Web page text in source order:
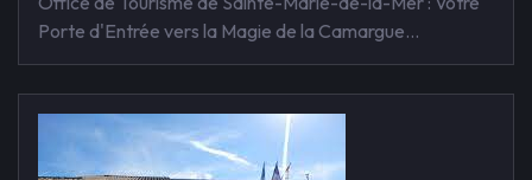
Porte d'Entrée vers la Magie de la Camargue…